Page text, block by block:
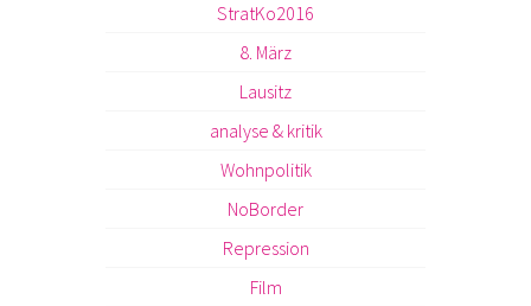
StratKo2016
8. März
Lausitz
analyse & kritik
Wohnpolitik
NoBorder
Repression
Film